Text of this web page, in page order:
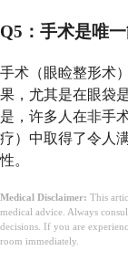
Q5：手术是唯
手术（眼睑整形术
果，尤其是在眼袋
是，许多人在非手
疗）中取得了令人
性。
Medical Disclaimer: This
medical advice. Always
decisions. If you are
room immediately.